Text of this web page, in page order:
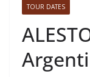
TOUR DATES